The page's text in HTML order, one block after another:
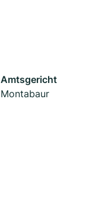
Amtsgericht
Montabaur